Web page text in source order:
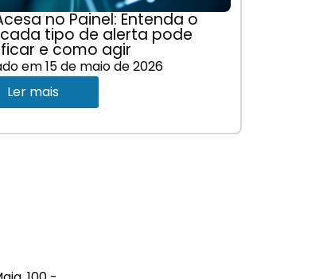
no Painel: Entenda o
tipo de alerta pode
e como agir
em15 de maio de 2026
Ler mais